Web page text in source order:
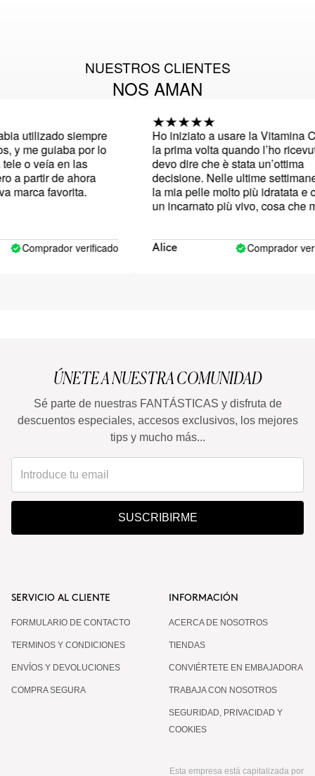
NUESTROS CLIENTES
NOS AMAN
utilizado siempre
me guiaba por lo
o veía en las
partir de ahora
favorita.
Comprador verificado
Ho iniziato a usare la Vitamina C
la prima volta quando l’ho ricevuto
devo dire che è stata un’ottima
decisione. Nelle ultime settimane
la mia pelle molto più idratata e con
un incarnato più vivo, cosa che mi
Alice Comprador
ÚNETE A NUESTRA COMUNIDAD
Sé parte de nuestras FANTÁSTICAS y disfruta de
descuentos especiales, accesos exclusivos, los mejores
tips y mucho más...
SUSCRIBIRME
SERVICIO AL CLIENTE
FORMULARIO DE CONTACTO
TERMINOS Y CONDICIONES
ENVÍOS Y DEVOLUCIONES
COMPRA SEGURA
INFORMACIÓN
ACERCA DE NOSOTROS
TIENDAS
CONVIÉRTETE EN EMBAJADORA
TRABAJA CON NOSOTROS
SEGURIDAD, PRIVACIDAD Y
COOKIES
Esta empresa está capitalizada por